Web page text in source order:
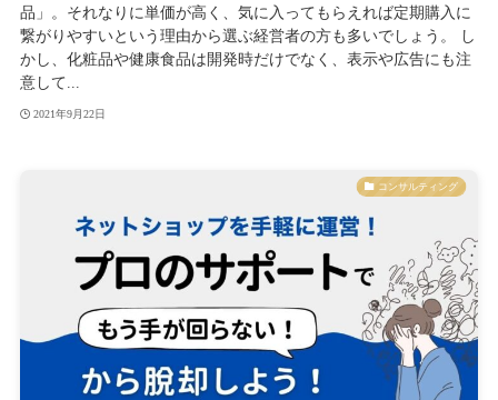
品」。それなりに単価が高く、気に入ってもらえれば定期購入に
繋がりやすいという理由から選ぶ経営者の方も多いでしょう。 し
かし、化粧品や健康食品は開発時だけでなく、表示や広告にも注
意して...
2021年9月22日
コンサルティング